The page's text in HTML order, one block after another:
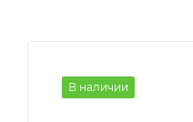
В наличии